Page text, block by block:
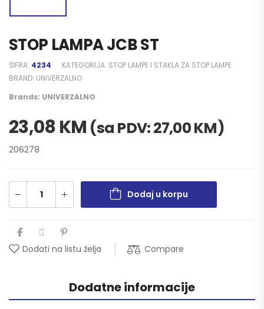
STOP LAMPA JCB ST
ŠIFRA: 4234 KATEGORIJA: STOP LAMPE I STAKLA ZA STOP LAMPE
BRAND: UNIVERZALNO
Brands: UNIVERZALNO
23,08KM (sa PDV:27,00KM)
206278
Dodaj u korpu
Dodati na listu želja Compare
Dodatne informacije